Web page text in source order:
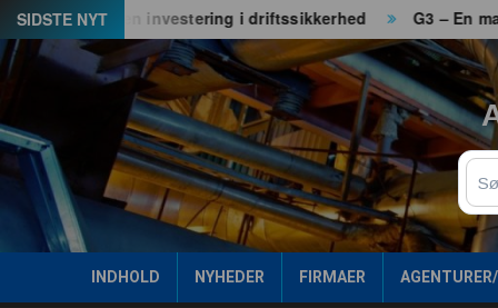
Spring
til
indhold
SIDSTE NYT
er en investering i driftssikkerhed G3 – En maskine.
Søg
INDHOLD NYHEDER FIRMAER